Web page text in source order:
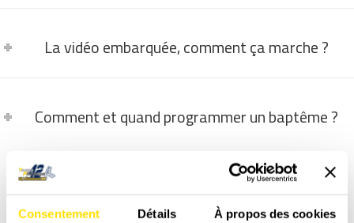
Consentement Détails À propos des cookies
La vidéo embarquée, comment ça marche ?
Comment et quand programmer un baptême ?
DÉCOUVREZ NOS VÉHICULES DE
COMPÉTITION